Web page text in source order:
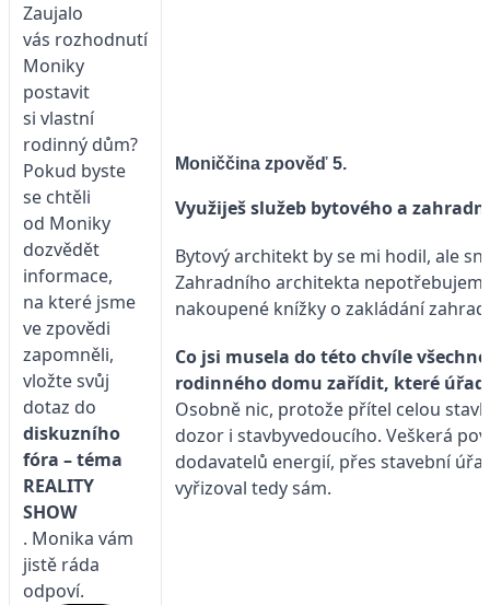
Zaujalo
vás rozhodnutí
Moniky
postavit
si vlastní
rodinný dům?
Pokud byste
se chtěli
od Moniky
dozvědět
informace,
na které jsme
ve zpovědi
zapomněli,
vložte svůj
dotaz do
diskuzního
fóra – téma
REALITY
SHOW
. Monika vám
jistě ráda
odpoví.
Moniččina zpověď 5.
Využiješ služeb bytového a
Bytový architekt by se mi hodil, ale
Zahradního architekta
nakoupené knížky o zakládání
Co jsi musela do této chvíle
rodinného domu zařídit, které
Osobně nic, protože přítel celou
dozor i stavbyvedoucího. Veškerá
dodavatelů energií, přes stavební
vyřizoval tedy sám.